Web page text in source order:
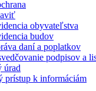
obyvateľstva
budov
daní a poplatkov
podpisov a
úrad
prístup k informáciám